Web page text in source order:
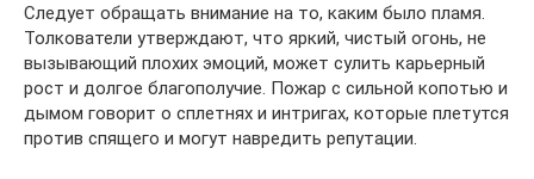
Следует обращать внимание на то, каким было пламя.
Толкователи утверждают, что яркий, чистый огонь, не
вызывающий плохих эмоций, может сулить карьерный
рост и долгое благополучие. Пожар с сильной копотью и
дымом говорит о сплетнях и интригах, которые плетутся
против спящего и могут навредить репутации.